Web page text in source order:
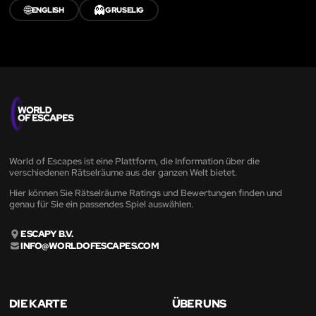
🌐ENGLISH 👻GRUSELIG
World of Escapes ist eine Plattform, die Information über die
verschiedenen Rätselräume aus der ganzen Welt bietet.
Hier können Sie Rätselräume Ratings und Bewertungen finden und
genau für Sie ein passendes Spiel auswählen.
ESCAPY B.V.
INFO@WORLDOFESCAPES.COM
DIE KARTE ÜBER UNS